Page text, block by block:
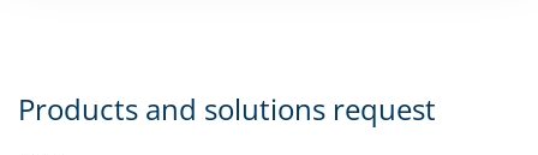
Products and solutions request